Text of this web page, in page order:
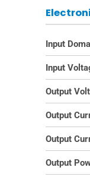
Input
Input
Output
Output
Output
Output